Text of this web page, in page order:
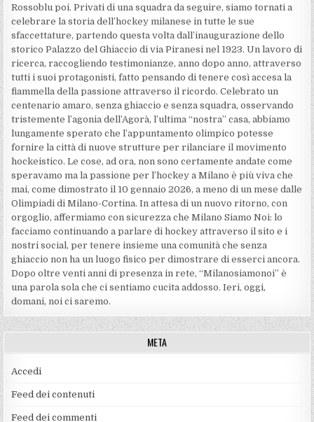
Rossoblu poi. Privati di una squadra da seguire, siamo tornati a
celebrare la storia dell’hockey milanese in tutte le sue
sfaccettature, partendo questa volta dall’inaugurazione dello
storico Palazzo del Ghiaccio di via Piranesi nel 1923. Un lavoro di
ricerca, raccogliendo testimonianze, anno dopo anno, attraverso
tutti i suoi protagonisti, fatto pensando di tenere così accesa la
fiammella della passione attraverso il ricordo. Celebrato un
centenario amaro, senza ghiaccio e senza squadra, osservando
tristemente l’agonia dell’Agorà, l’ultima “nostra” casa, abbiamo
lungamente sperato che l’appuntamento olimpico potesse
fornire la città di nuove strutture per rilanciare il movimento
hockeistico. Le cose, ad ora, non sono certamente andate come
speravamo ma la passione per l’hockey a Milano è più viva che
mai, come dimostrato il 10 gennaio 2026, a meno di un mese dalle
Olimpiadi di Milano-Cortina. In attesa di un nuovo ritorno, con
orgoglio, affermiamo con sicurezza che Milano Siamo Noi: lo
facciamo continuando a parlare di hockey attraverso il sito e i
nostri social, per tenere insieme una comunità che senza
ghiaccio non ha un luogo fisico per dimostrare di esserci ancora.
Dopo oltre venti anni di presenza in rete, “Milanosiamonoi” è
una parola sola che ci sentiamo cucita addosso. Ieri, oggi,
domani, noi ci saremo.
META
Accedi
Feed dei contenuti
Feed dei commenti